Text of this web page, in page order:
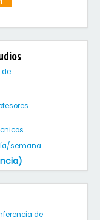
de
semana
de